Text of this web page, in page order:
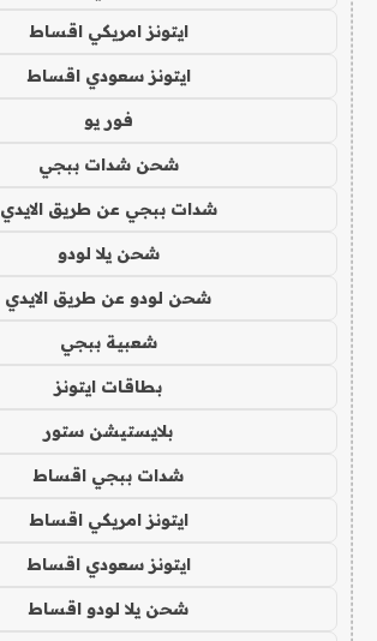
ايتونز امريكي اقساط
ايتونز سعودي اقساط
فور يو
شحن شدات ببجي
شدات ببجي عن طريق الايدي
شحن يلا لودو
شحن لودو عن طريق الايدي
شعبية ببجي
بطاقات ايتونز
بلايستيشن ستور
شدات ببجي اقساط
ايتونز امريكي اقساط
ايتونز سعودي اقساط
شحن يلا لودو اقساط